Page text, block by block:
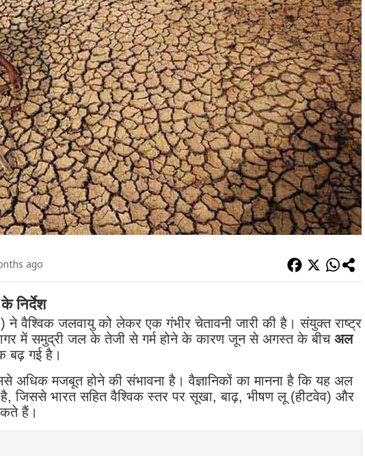
ago
निर्देश
ने वैश्विक जलवायु को लेकर एक गंभीर चेतावनी जारी की है। संयुक्त राष्ट्र
में समुद्री जल के तेजी से गर्म होने के कारण जून से अगस्त के बीच अल
बढ़ गई है।
अधिक मजबूत होने की संभावना है। वैज्ञानिकों का मानना है कि यह अल
भारत सहित वैश्विक स्तर पर सूखा, बाढ़, भीषण लू (हीटवेव) और
हैं।